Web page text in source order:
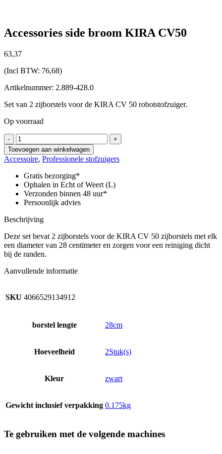
Accessories side broom KIRA CV50
63,37
(Incl BTW: 76,68)
Artikelnummer: 2.889-428.0
Set van 2 zijborstels voor de KIRA CV 50 robotstofzuiger.
Op voorraad
-
Accessories
side
broom
KIRA
CV50
aantal
+
Toevoegen aan winkelwagen
Accessoire, Professionele stofzuigers
Gratis bezorging*
Ophalen in Echt of Weert (L)
Verzonden binnen 48 uur*
Persoonlijk advies
Beschrijving
Deze set bevat 2 zijborstels voor de KIRA CV 50 zijborstels met elk
een diameter van 28 centimeter en zorgen voor een reiniging dicht
bij de randen.
Aanvullende informatie
SKU 4066529134912
borstel lengte 28cm
Hoeveelheid 2Stuk(s)
Kleur zwart
Gewicht inclusief verpakking 0.175kg
Te gebruiken met de volgende machines